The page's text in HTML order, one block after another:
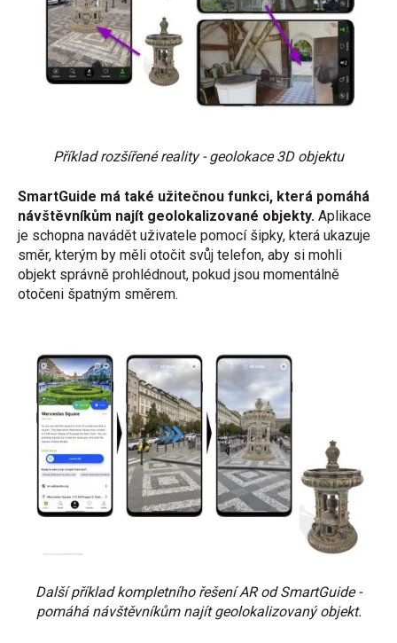
Příklad rozšířené reality - geolokace 3D objektu
SmartGuide má také užitečnou funkci, která pomáhá
návštěvníkům najít geolokalizované objekty. Aplikace
je schopna navádět uživatele pomocí šipky, která ukazuje
směr, kterým by měli otočit svůj telefon, aby si mohli
objekt správně prohlédnout, pokud jsou momentálně
otočeni špatným směrem.
Další příklad kompletního řešení AR od SmartGuide -
pomáhá návštěvníkům najít geolokalizovaný objekt.